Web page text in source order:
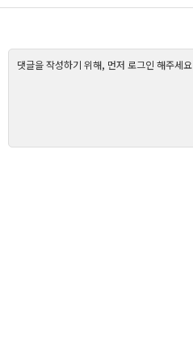
댓글을 작성하기 위해, 먼저 로그인 해주세요